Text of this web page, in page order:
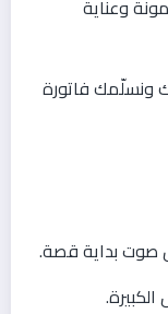
وعناية
ونسلّمك فاتورة
صوت بداية قصة.
الكبيرة.